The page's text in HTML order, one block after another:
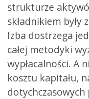
strukturze
składnikiem były
Izba dostrzega
całej metodyki
wypłacalności. A
kosztu kapitału,